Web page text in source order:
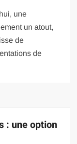
une
un atout,
de
de
: une option